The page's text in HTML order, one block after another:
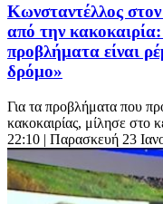
Κωνσταντέλλος
από την
προβλήματα είναι
δρόμο»
Για τα προβλήματα που
κακοκαιρίας, μίλησε στο
22:10 | Παρασκευή 23